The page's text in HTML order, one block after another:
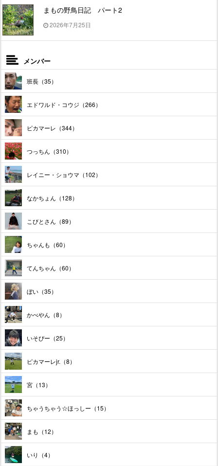
まもの野鳥日記 パート2
2026年7月25日
メンバー
班長（35）
エドワルド・コウジ（266）
ピカマーレ（344）
つっちん（310）
レイニー・ショウマ（102）
なかちょん（128）
こびとさん（89）
ちゃんも（60）
てんちゃん（60）
ぼい（35）
かべやん（8）
いそぴー（25）
ピカマーレjr.（8）
宮（13）
ちゃうちゃう☆ほっしー（15）
まも（12）
いり（4）